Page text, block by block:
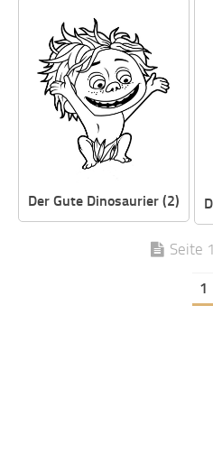
Der Gute Dinosaurier (2)
Seite
1